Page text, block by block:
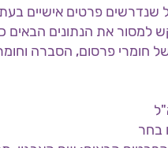
באמור בסעיף 20 לעיל, ככל
את הנתונים הבאים
של חומרי פרסום, הסברה
בחר